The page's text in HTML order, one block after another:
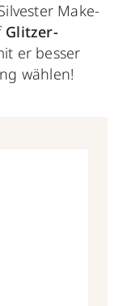
Make-
Glitzer-
er besser
wählen!